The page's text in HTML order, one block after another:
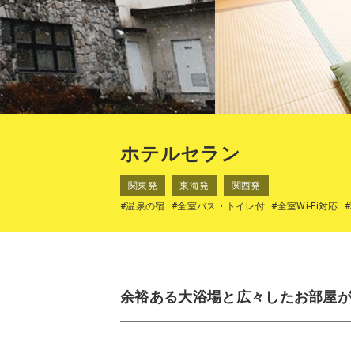
ホテルセラン
関東発 東海発
関西発
#温泉の宿
#全室バス・トイレ付 #全室Wi-Fi対応
余裕ある大浴場と広々したお部屋